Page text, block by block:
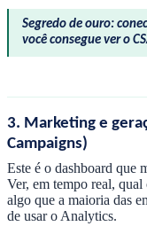
Segredo de ouro:
você consegue ver o
3. Marketing e
Campaigns)
Este é o dashboard que
Ver, em tempo real,
algo que a maioria das
de usar o Analytics.